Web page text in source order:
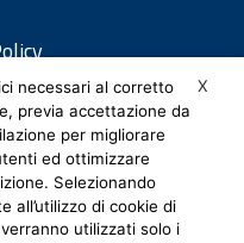
X
necessari al corretto
previa accettazione da
per migliorare
ed ottimizzare
Selezionando
all’utilizzo di cookie di
utilizzati solo i